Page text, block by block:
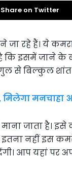
Share on Twitter
रहे हैं। ये
है कि इसमें
से बिल्कुल शांत
मनचाहा
जाता है। इसे
नहीं इस
आप यहां पर